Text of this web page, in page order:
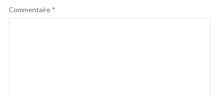
Commentaire *